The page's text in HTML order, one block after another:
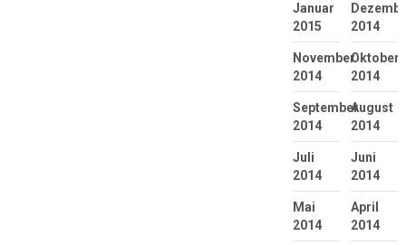
Januar
2015
2014
November
2014
Oktober
2014
September
2014
August
2014
Juli
2014
Juni
2014
Mai
2014
April
2014